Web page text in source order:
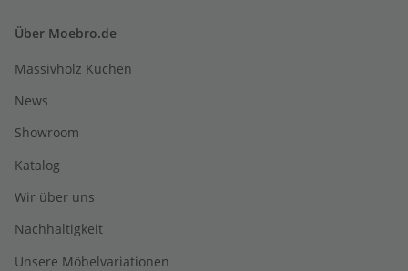
Über Moebro.de
Massivholz Küchen
News
Showroom
Katalog
Wir über uns
Nachhaltigkeit
Unsere Möbelvariationen